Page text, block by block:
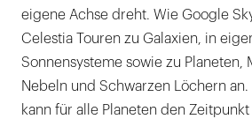
eigene Achse dreht. Wie Google
Celestia Touren zu Galaxien, in
Sonnensysteme sowie zu Planeten,
Nebeln und Schwarzen Löchern an.
kann für alle Planeten den